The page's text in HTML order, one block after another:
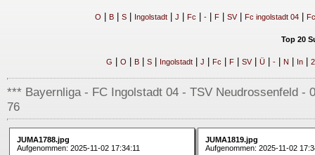
O B| S| Ingolstadt| J Fc -| F| SV| Fc ingolstadt 04|
Top 20
G O B| S| Ingolstadt| J Fc F| SV| Ü| -| N In| 2
*** Bayernliga - FC Ingolstadt 04 - TSV Neudrossenfeld -
76
JUMA1788.jpg
Aufgenommen: 2025-11-02 17:34:11
JUMA1819.jpg
Aufgenommen: 2025-11-02